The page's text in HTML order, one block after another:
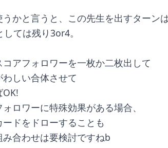
かと言うと、この先生を出すターン
ては残り3or4。
アフォロワーを一枚か二枚出して
しい合体させて
ロワーに特殊効果がある場合、
ドをドローすることも
合わせは要検討ですねb